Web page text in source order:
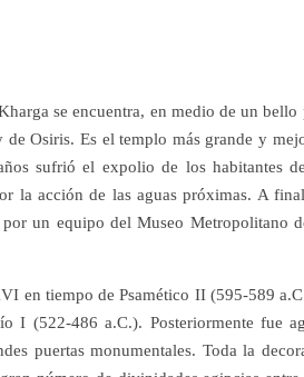
se encuentra, en medio de un bello
Osiris. Es el templo más grande y
sufrió el expolio de los habitantes
la acción de las aguas próximas. A
un equipo del Museo Metropolitano
en tiempo de Psamético II (595-589
I (522-486 a.C.). Posteriormente fue
puertas monumentales. Toda la